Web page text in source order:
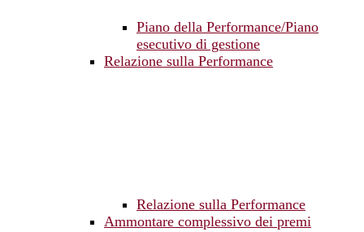
Piano della Performance/Piano
esecutivo di gestione
Relazione sulla Performance
Relazione sulla Performance
Ammontare complessivo dei premi